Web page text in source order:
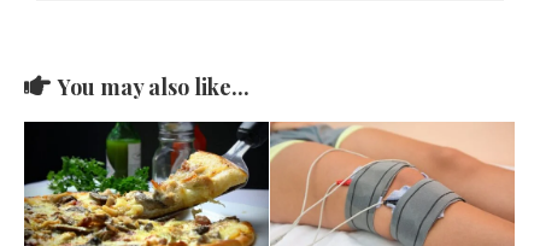
You may also like...